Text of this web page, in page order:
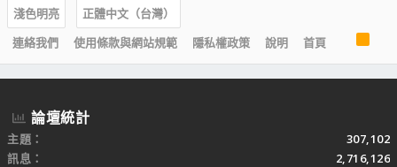
淺色明亮
正體中文（台灣）
連絡我們
使用條款與網站規範 隱私權政策 說明 首頁
S
論壇統計
主題
307,102
訊息
2,716,126